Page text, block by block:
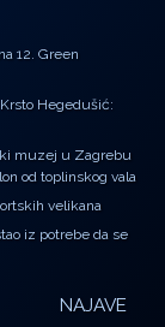
12. Green
Hegedušić:
muzej u Zagrebu
od toplinskog vala
velikana
iz potrebe da se
NAJAVE